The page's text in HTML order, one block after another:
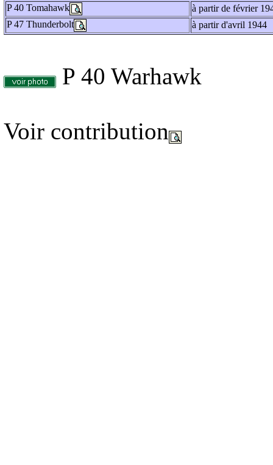
P 40 Tomahawk
à partir de février
P 47 Thunderbolt
à partir d'avril 1944
P 40 Warhawk
Voir contribution